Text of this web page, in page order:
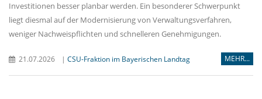
Investitionen besser planbar werden. Ein besonderer Schwerpunkt
liegt diesmal auf der Modernisierung von Verwaltungsverfahren,
weniger Nachweispflichten und schnelleren Genehmigungen.
21.07.2026 | CSU-Fraktion im Bayerischen Landtag MEHR...